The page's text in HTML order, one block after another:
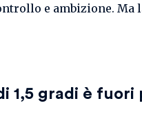
e ambizione. Ma
1,5 gradi è